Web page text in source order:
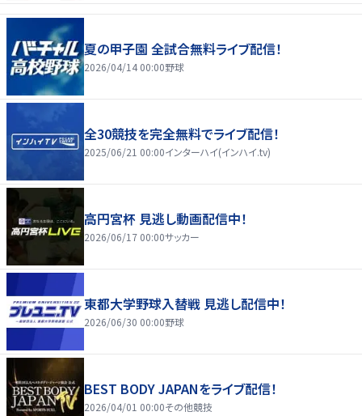
夏の甲子園 全試合無料ライブ配信！
2026/04/14 00:00野球
全30競技を完全無料でライブ配信！
2025/06/21 00:00インターハイ(インハイ.tv)
高円宮杯 見逃し動画配信中！
2026/06/17 00:00サッカー
東都大学野球入替戦 見逃し配信中！
2026/06/30 00:00野球
BEST BODY JAPANをライブ配信！
2026/04/01 00:00その他競技